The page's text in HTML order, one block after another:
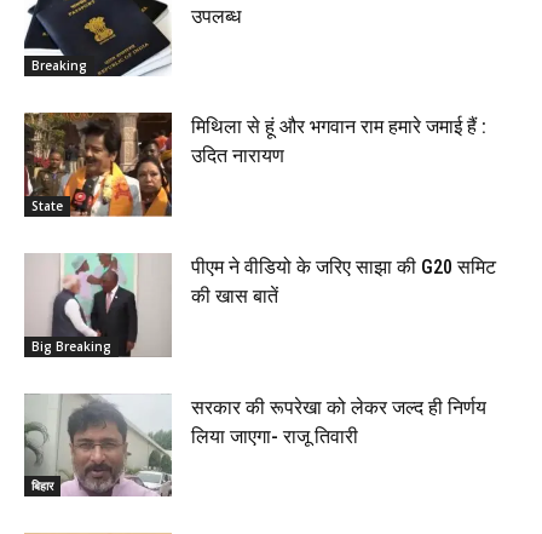
Breaking
उपलब्ध
State
मिथिला से हूं और भगवान राम हमारे जमाई हैं :
उदित नारायण
Big Breaking
पीएम ने वीडियो के जरिए साझा की G20 समिट
की खास बातें
बिहार
सरकार की रूपरेखा को लेकर जल्द ही निर्णय
लिया जाएगा- राजू तिवारी